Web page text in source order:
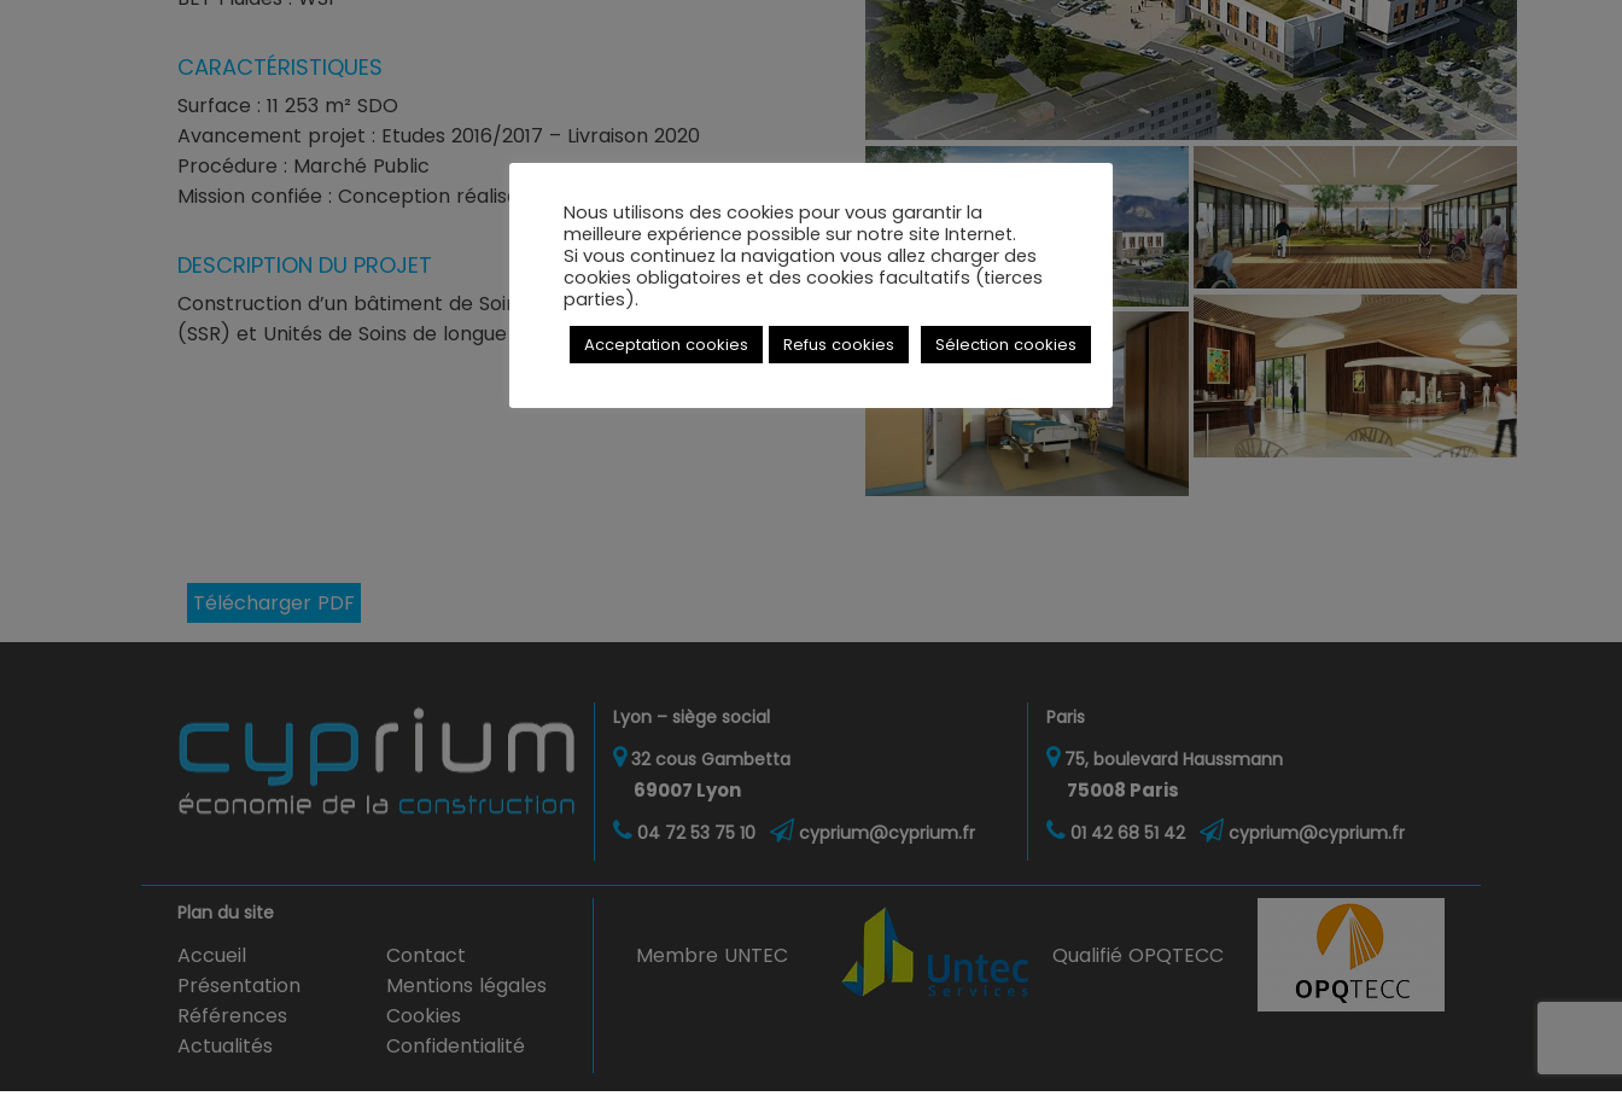
CARACTÉRISTIQUES
Surface : 11 253 m² SDO
Avancement projet : Etudes 2016/2017 – Livraison 2020
Procédure : Marché Public
Mission confiée : Conception réalisation
DESCRIPTION DU PROJET
Construction d’un bâtiment de Soins de Suite et Réadaptation
(SSR) et Unités de Soins de longue durée (USLD), 230 lits.
Télécharger PDF
Lyon – siège social
32 cous Gambetta
69007 Lyon
04 72 53 75 10 cyprium@cyprium.fr
Paris
75, boulevard Haussmann
75008 Paris
01 42 68 51 42 cyprium@cyprium.fr
Plan du site
Accueil
Présentation
Références
Actualités
Contact
Mentions légales
Cookies
Confidentialité
Membre UNTEC Qualifié OPQTECC
Nous utilisons des cookies pour vous garantir la
meilleure expérience possible sur notre site Internet.
Si vous continuez la navigation vous allez charger des
cookies obligatoires et des cookies facultatifs (tierces
parties).
Acceptation cookies Refus cookies Sélection cookies